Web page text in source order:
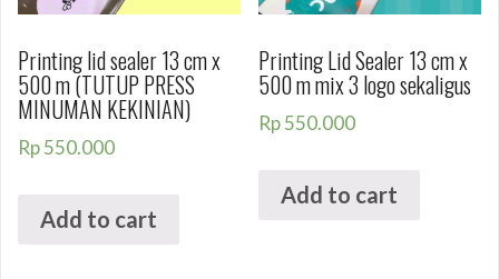
Printing lid sealer 13 cm x
500 m (TUTUP PRESS
MINUMAN KEKINIAN)
Rp550.000
Add to cart
Printing Lid Sealer 13 cm x
500 m mix 3 logo sekaligus
Rp550.000
Add to cart